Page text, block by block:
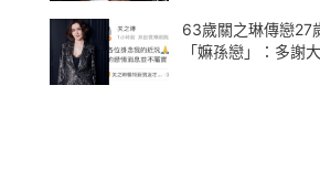
63歲關之琳傳戀
「嫲孫戀」：多謝